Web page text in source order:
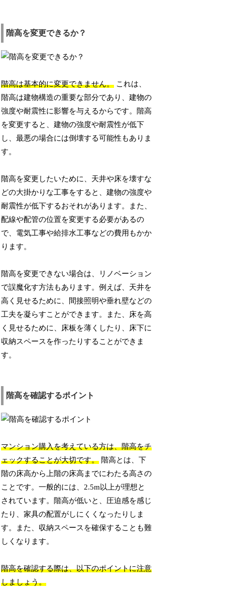
階高を変更できるか？
階高は基本的に変更できません。 これは、
階高は建物構造の重要な部分であり、建物の
強度や耐震性に影響を与えるからです。階高
を変更すると、建物の強度や耐震性が低下
し、最悪の場合には倒壊する可能性もありま
す。
階高を変更したいために、天井や床を壊すな
どの大掛かりな工事をすると、建物の強度や
耐震性が低下するおそれがあります。また、
配線や配管の位置を変更する必要があるの
で、電気工事や給排水工事などの費用もかか
ります。
階高を変更できない場合は、リノベーション
で誤魔化す方法もあります。例えば、天井を
高く見せるために、間接照明や垂れ壁などの
工夫を凝らすことができます。また、床を高
く見せるために、床板を薄くしたり、床下に
収納スペースを作ったりすることができま
す。
階高を確認するポイント
マンション購入を考えている方は、階高をチ
ェックすることが大切です。 階高とは、下
階の床高から上階の床高までにわたる高さの
ことです。一般的には、2.5m以上が理想と
されています。階高が低いと、圧迫感を感じ
たり、家具の配置がしにくくなったりしま
す。また、収納スペースを確保することも難
しくなります。
階高を確認する際は、以下のポイントに注意
しましょう。